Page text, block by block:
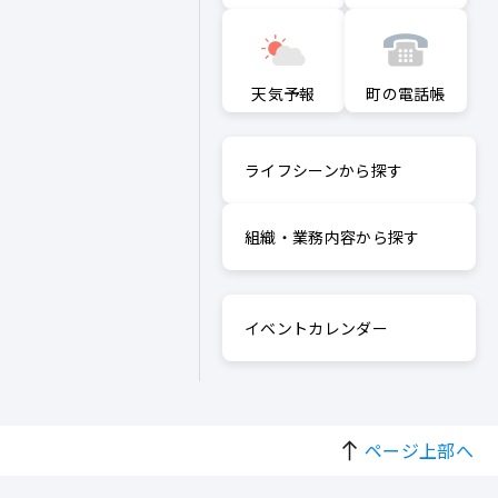
天気予報 町の電話帳
ライフシーンから探す
組織・業務内容から探す
イベントカレンダー
ページ上部へ